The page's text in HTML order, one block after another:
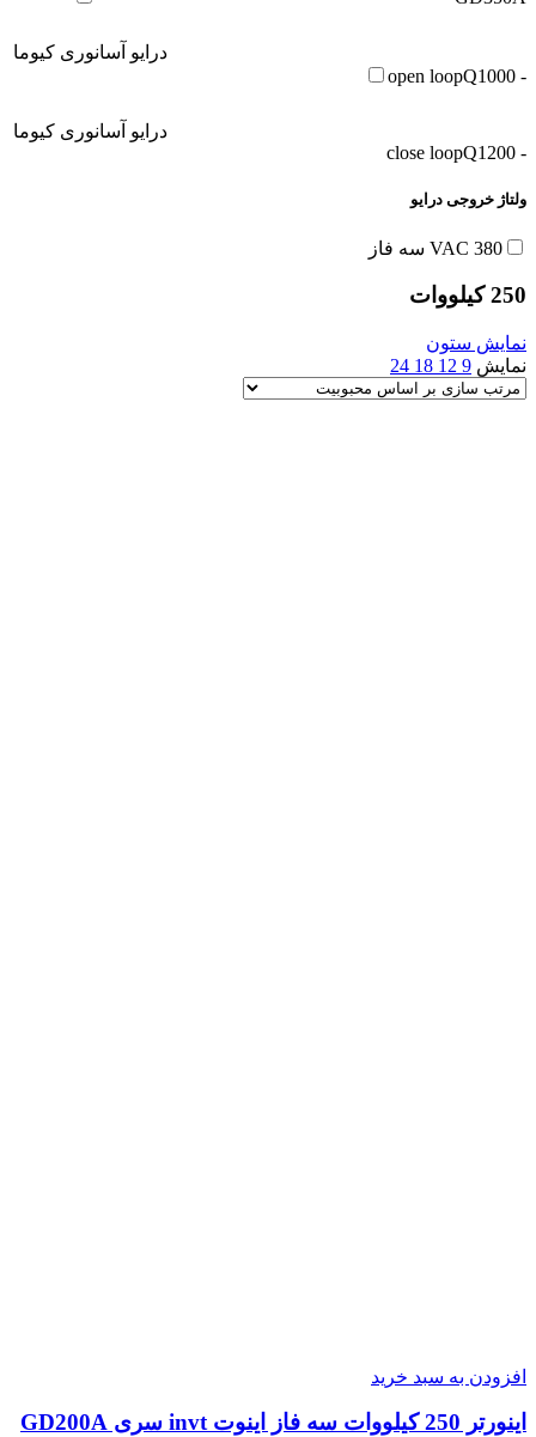
درایو آسانوری کیوما
- open loop
Q1000
درایو آسانوری کیوما
- close loop
Q1200
ولتاژ خروجی درایو
380 VAC سه فاز
250 کیلووات
نمایش ستون
نمایش 9
12
18
24
افزودن به سبد خرید
اينورتر 250 کیلووات سه فاز اینوت invt سری GD200A